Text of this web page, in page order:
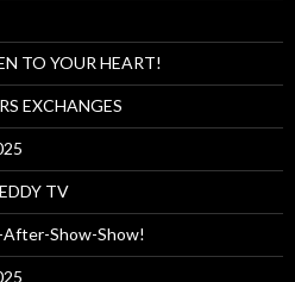
TO YOUR HEART!
EXCHANGES
TV
Show-Show!